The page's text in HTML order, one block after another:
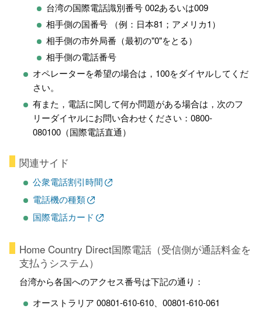
台湾の国際電話識別番号 002あるいは009
相手側の国番号 （例：日本81；アメリカ1）
相手側の市外局番（最初の"0"をとる）
相手側の電話番号
オペレーターを希望の場合は，100をダイヤルしてくだ
さい。
有また，電話に関して何か問題がある場合は，次のフ
リーダイヤルにお問い合わせください：0800-
080100（国際電話直通）
関連サイド
公衆電話割引時間
電話機の種類
国際電話カード
Home Country Direct国際電話（受信側が通話料金を
支払うシステム）
台湾から各国へのアクセス番号は下記の通り：
オーストラリア 00801-610-610、00801-610-061